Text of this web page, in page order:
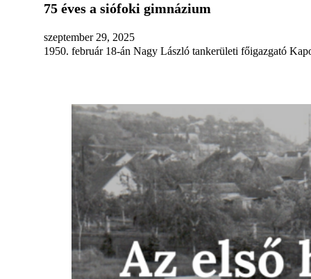
75 éves a siófoki gimnázium
szeptember 29, 2025
1950. február 18-án Nagy László tankerületi főigazgató